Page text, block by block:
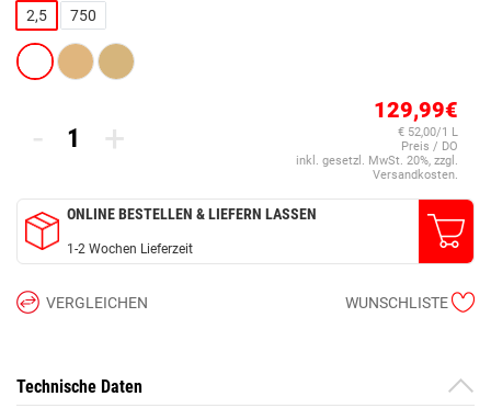
2,5 750
- +
129,99€
€ 52,00/1 L
Preis / DO
inkl. gesetzl. MwSt. 20%, zzgl.
Versandkosten.
ONLINE BESTELLEN & LIEFERN LASSEN
1-2 Wochen Lieferzeit
VERGLEICHEN WUNSCHLISTE
Technische Daten